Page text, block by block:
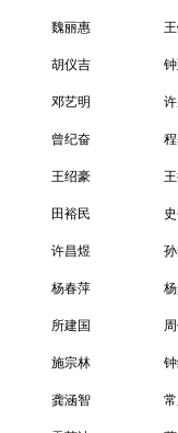
魏丽惠
胡仪吉
邓艺明
曾纪奋
王绍豪
田裕民
许昌煜
杨春萍
所建国
施宗林
龚涵智